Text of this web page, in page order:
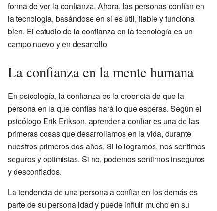
forma de ver la confianza. Ahora, las personas confían en
la tecnología, basándose en si es útil, fiable y funciona
bien. El estudio de la confianza en la tecnología es un
campo nuevo y en desarrollo.
La confianza en la mente humana
En psicología, la confianza es la creencia de que la
persona en la que confías hará lo que esperas. Según el
psicólogo Erik Erikson, aprender a confiar es una de las
primeras cosas que desarrollamos en la vida, durante
nuestros primeros dos años. Si lo logramos, nos sentimos
seguros y optimistas. Si no, podemos sentirnos inseguros
y desconfiados.
La tendencia de una persona a confiar en los demás es
parte de su personalidad y puede influir mucho en su